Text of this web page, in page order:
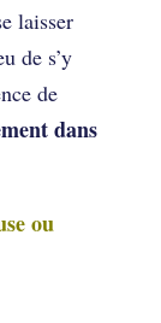
laisser
de s’y
de
dans
ou